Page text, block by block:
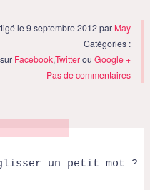
le 9 septembre 2012 par May
Catégories :
Facebook,TwitterouGoogle +
Pas de commentaires
un petit mot ?